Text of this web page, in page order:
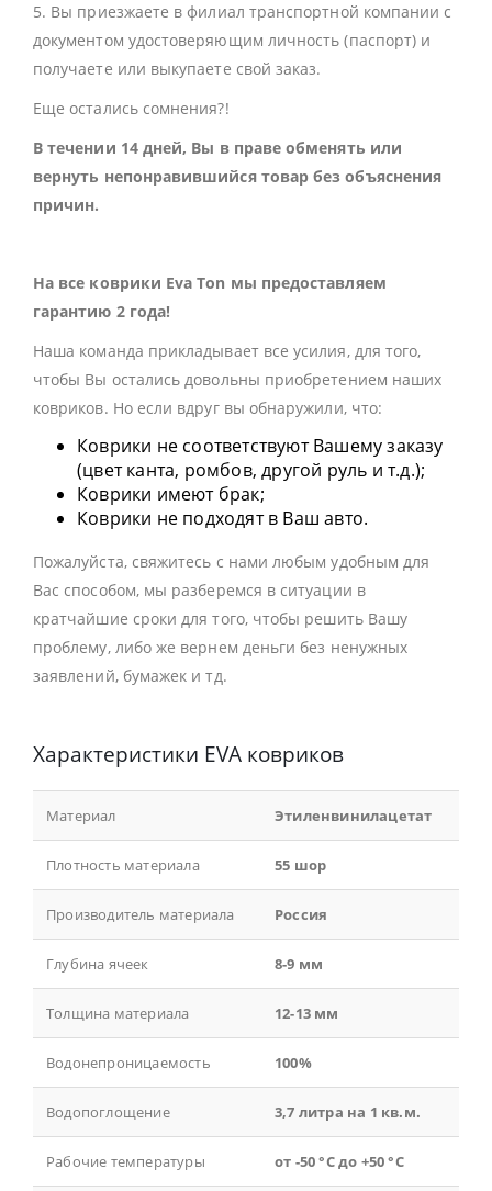
5. Вы приезжаете в филиал транспортной компании с
документом удостоверяющим личность (паспорт) и
получаете или выкупаете свой заказ.
Еще остались сомнения?!
В течении 14 дней, Вы в праве обменять или
вернуть непонравившийся товар без объяснения
причин.
На все коврики Eva Ton мы предоставляем
гарантию 2 года!
Наша команда прикладывает все усилия, для того,
чтобы Вы остались довольны приобретением наших
ковриков. Но если вдруг вы обнаружили, что:
Коврики не соответствуют Вашему заказу
(цвет канта, ромбов, другой руль и т.д.);
Коврики имеют брак;
Коврики не подходят в Ваш авто.
Пожалуйста, свяжитесь с нами любым удобным для
Вас способом, мы разберемся в ситуации в
кратчайшие сроки для того, чтобы решить Вашу
проблему, либо же вернем деньги без ненужных
заявлений, бумажек и тд.
Характеристики EVA ковриков
Материал Этиленвинилацетат
Плотность материала 55 шор
Производитель материала Россия
Глубина ячеек 8-9 мм
Толщина материала 12-13 мм
Водонепроницаемость 100%
Водопоглощение 3,7 литра на 1 кв.м.
Рабочие температуры от -50 °С до +50 °С